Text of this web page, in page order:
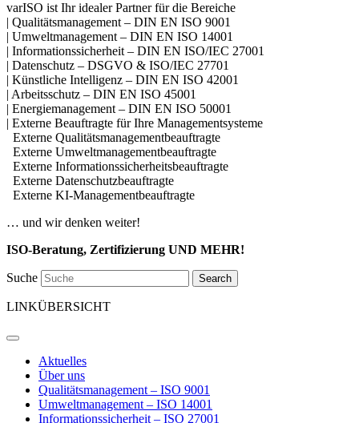
varISO ist Ihr idealer Partner für die Bereiche
| Qualitätsmanagement – DIN EN ISO 9001
| Umweltmanagement – DIN EN ISO 14001
| Informationssicherheit – DIN EN ISO/IEC 27001
| Datenschutz – DSGVO & ISO/IEC 27701
| Künstliche Intelligenz – DIN EN ISO 42001
| Arbeitsschutz – DIN EN ISO 45001
| Energiemanagement – DIN EN ISO 50001
| Externe Beauftragte für Ihre Managementsysteme
Externe Qualitätsmanagementbeauftragte
Externe Umweltmanagementbeauftragte
Externe Informationssicherheitsbeauftragte
Externe Datenschutzbeauftragte
Externe KI-Managementbeauftragte
… und wir denken weiter!
ISO-Beratung, Zertifizierung UND MEHR!
Suche Search
LINKÜBERSICHT
Aktuelles
Über uns
Qualitätsmanagement – ISO 9001
Umweltmanagement – ISO 14001
Informationssicherheit – ISO 27001